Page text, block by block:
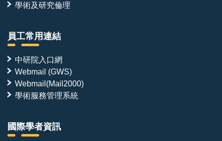
學術及研究倫理
員工常用連結
中研院入口網
Webmail (GWS)
Webmail(Mail2000)
學術服務管理系統
國際學者資訊